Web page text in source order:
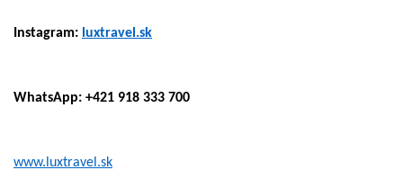
Instagram: luxtravel.sk
WhatsApp: +421 918 333 700
www.luxtravel.sk